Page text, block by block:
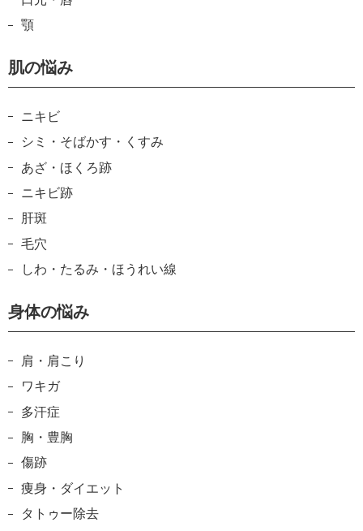
顎
肌の悩み
ニキビ
シミ・そばかす・くすみ
あざ・ほくろ跡
ニキビ跡
肝斑
毛穴
しわ・たるみ・ほうれい線
身体の悩み
肩・肩こり
ワキガ
多汗症
胸・豊胸
傷跡
痩身・ダイエット
タトゥー除去